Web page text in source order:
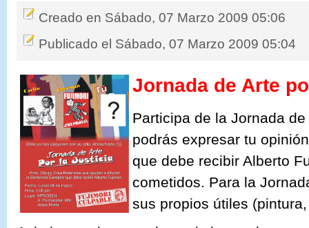
Creado en Sábado, 07 Marzo 2009 05:06
Publicado el Sábado, 07 Marzo 2009 05:04
Jornada de Arte
Participa de la Jornada
podrás expresar tu
que debe recibir Alberto
cometidos. Para la
sus propios útiles